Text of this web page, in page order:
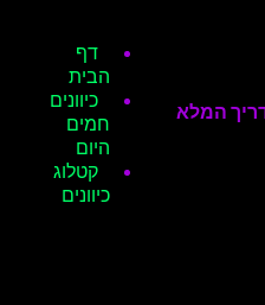
המלא
דף
הבית
כיוונים
חמים
היום
קטלוג
כיוונים